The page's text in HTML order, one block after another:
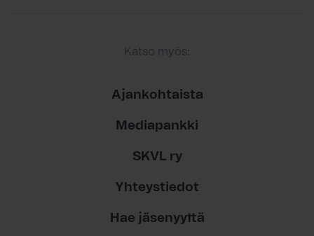
Katso myös:
Ajankohtaista
Mediapankki
SKVL ry
Yhteystiedot
Hae jäsenyyttä